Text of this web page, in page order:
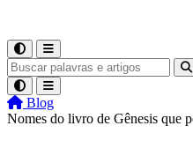
Blog
Nomes do livro de Gênesis que